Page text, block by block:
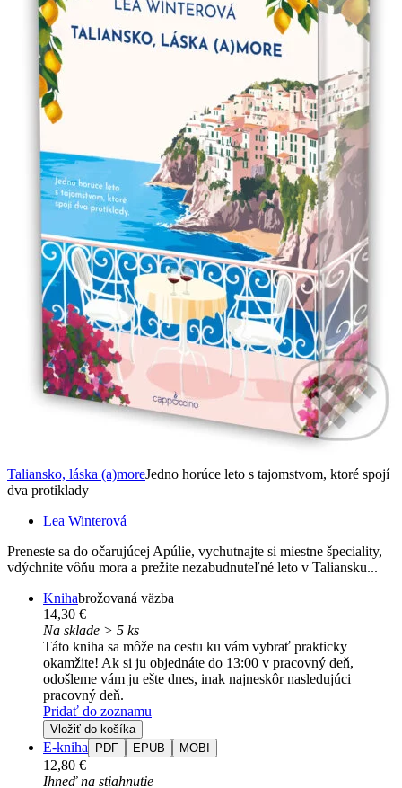
Taliansko, láska (a)moreJedno horúce leto s tajomstvom, ktoré spojí
dva protiklady
Lea Winterová
Preneste sa do očarujúcej Apúlie, vychutnajte si miestne špeciality,
vdýchnite vôňu mora a prežite nezabudnuteľné leto v Taliansku...
Knihabrožovaná väzba
14,30 €
Na sklade > 5 ks
Táto kniha sa môže na cestu ku vám vybrať prakticky
okamžite! Ak si ju objednáte do 13:00 v pracovný deň,
odošleme vám ju ešte dnes, inak najneskôr nasledujúci
pracovný deň.
Pridať do zoznamu
Vložiť do košíka
E-kniha PDF EPUB MOBI
12,80 €
Ihneď na stiahnutie